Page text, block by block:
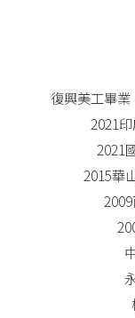
復興美工畢
2021
2021
2015華